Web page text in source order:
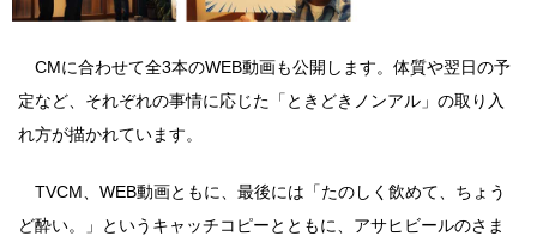
CMに合わせて全3本のWEB動画も公開します。体質や翌日の予
定など、それぞれの事情に応じた「ときどきノンアル」の取り入
れ方が描かれています。
TVCM、WEB動画ともに、最後には「たのしく飲めて、ちょう
ど酔い。」というキャッチコピーとともに、アサヒビールのさま